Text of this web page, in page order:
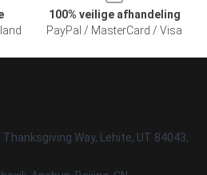
100% veilige afhandeling
PayPal / MasterCard / Visa
Thanksgiving Way, Lehite, UT 84043,